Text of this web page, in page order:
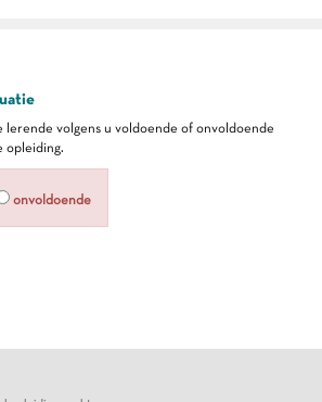
volgens u voldoende of onvoldoende
opleiding.
onvoldoende